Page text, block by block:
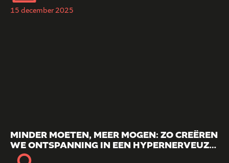
15 december 2025
MINDER MOETEN, MEER MOGEN: ZO CREËREN
WE ONTSPANNING IN EEN HYPERNERVEUZE
SAMENLEVING